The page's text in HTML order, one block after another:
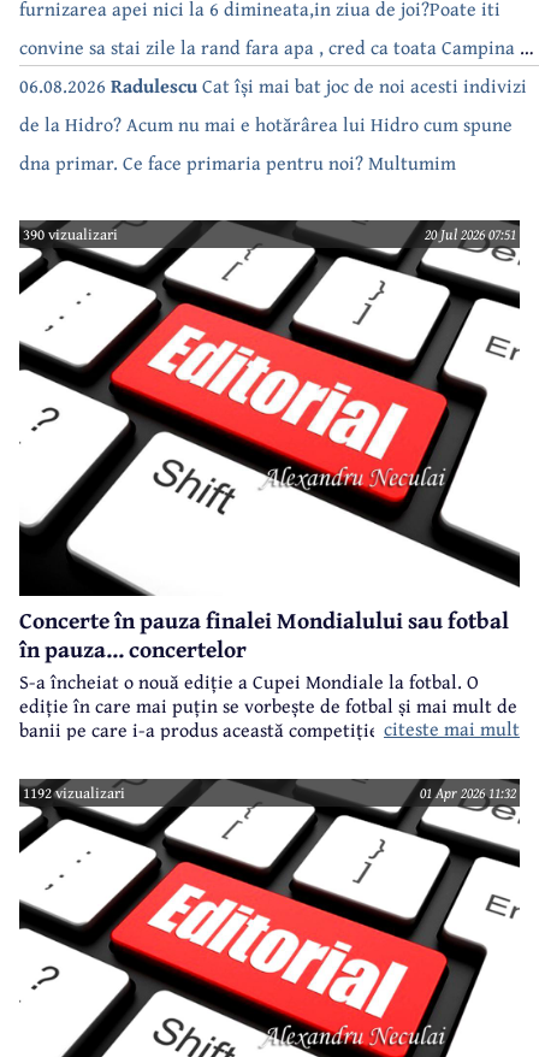
furnizarea apei nici la 6 dimineata,in ziua de joi?Poate iti
convine sa stai zile la rand fara apa , cred ca toata Campina s-
a săturat de cate ori se tot oprește apa!!
06.08.2026 RadulescuCat își mai bat joc de noi acesti indivizi
de la Hidro? Acum nu mai e hotărârea lui Hidro cum spune
dna primar. Ce face primaria pentru noi? Multumim
390 vizualizari 20 Jul 2026 07:51
Concerte în pauza finalei Mondialului sau fotbal
în pauza... concertelor
S-a încheiat o nouă ediție a Cupei Mondiale la fotbal. O
ediție în care mai puțin se vorbește de fotbal și mai mult de
banii pe care i-a produs această competiție. citeste mai mult
1192 vizualizari 01 Apr 2026 11:32